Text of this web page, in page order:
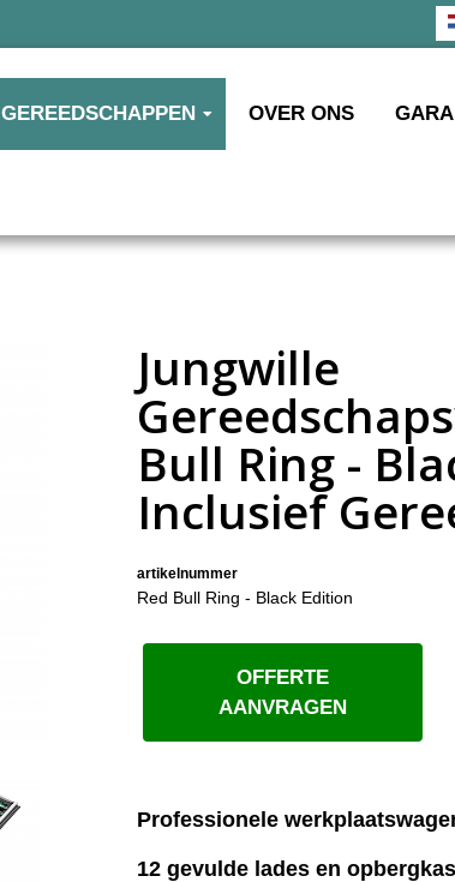
GEREEDSCHAPPEN OVER ONS
Jungwille
Bull Ring -
Inclusief
artikelnummer
Red Bull Ring - Black Edition
OFFERTE
AANVRAGEN
Professionele
12 gevulde lades en